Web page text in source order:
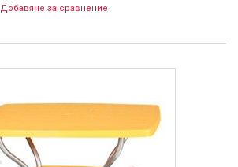
Добавяне за сравнение